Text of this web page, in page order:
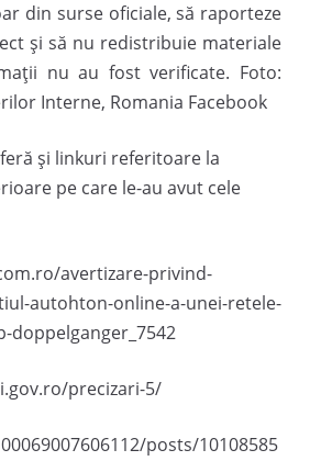
din surse oficiale, să raporteze
și să nu redistribuie materiale
nu au fost verificate. Foto:
Interne, Romania Facebook
și linkuri referitoare la
pe care le-au avut cele
avertizare-privind-
autohton-online-a-unei-retele-
doppelganger_7542
precizari-5/
posts/10108585